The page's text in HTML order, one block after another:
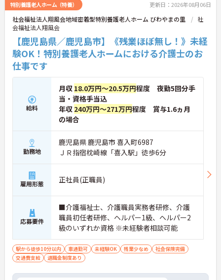
特別養護老人ホーム（特養） 更新日：2026年08月06日
社会福祉法人翔風会地域密着型特別養護老人ホーム びわやまの里
社
会福祉法人翔風会
【鹿児島県／鹿児島市】《残業ほぼ無し！》未経
験OK！特別養護老人ホームにおける介護士のお
仕事です
給料
月収 18.0万円～20.5万円程度 夜勤5回分手
当・資格手当込
年収 240万円～271万円程度 賞与1.6ヵ月
の場合
勤務地
鹿児島県 鹿児島市 喜入町6987
ＪＲ指宿枕崎線「喜入駅」徒歩6分
雇用形態 正社員(正職員)
応募要件
■介護福祉士、介護職員実務者研修、介護
職員初任者研修、ヘルパー1級、ヘルパー2
級のいずれか資格 ※未経験者相談可能
駅から徒歩10分以内 車通勤可 未経験OK 残業少なめ
社会保険完備
交通費支給
退職金制度あり